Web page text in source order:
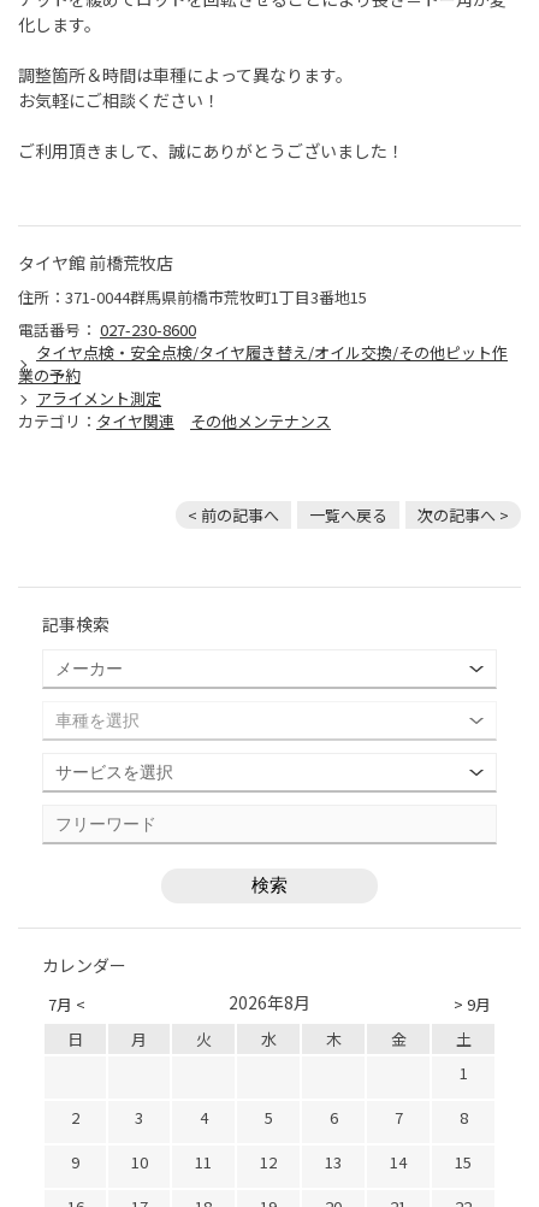
化します。
調整箇所＆時間は車種によって異なります。
お気軽にご相談ください！
ご利用頂きまして、誠にありがとうございました！
タイヤ館 前橋荒牧店
住所：371-0044群馬県前橋市荒牧町1丁目3番地15
電話番号： 027-230-8600
タイヤ点検・安全点検/タイヤ履き替え/オイル交換/その他ピット作
業の予約
アライメント測定
カテゴリ： タイヤ関連 その他メンテナンス
< 前の記事へ 一覧へ戻る 次の記事へ >
記事検索
カレンダー
7月 < > 9月
2026年8月
日 月 火 水 木 金
土
1
2
3 4 5 6 7
8
9
10 11 12 13 14
15